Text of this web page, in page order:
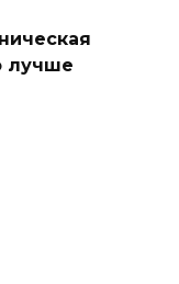
лучше